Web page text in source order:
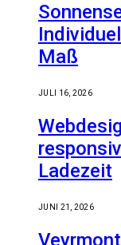
Maß
JULI 16, 2026
Ladezeit
JUNI 21, 2026